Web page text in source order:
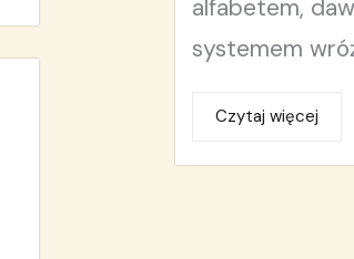
alfabetem,
systemem
Czytaj więcej